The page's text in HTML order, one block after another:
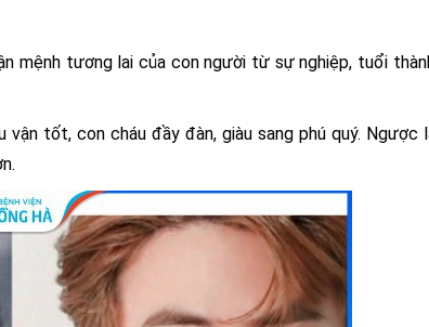
mệnh tương lai của con người từ sự nghiệp, tuổi
tốt, con cháu đầy đàn, giàu sang phú quý. Ngược